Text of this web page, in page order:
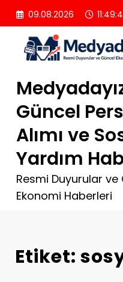
İçeriğe
atla
09.08.2026
Güncel
Alımı ve
Yardım
Resmi Duyurular ve
Ekonomi Haberleri
Etiket: